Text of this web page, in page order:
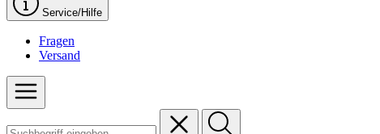
Service/Hilfe
Fragen
Versand